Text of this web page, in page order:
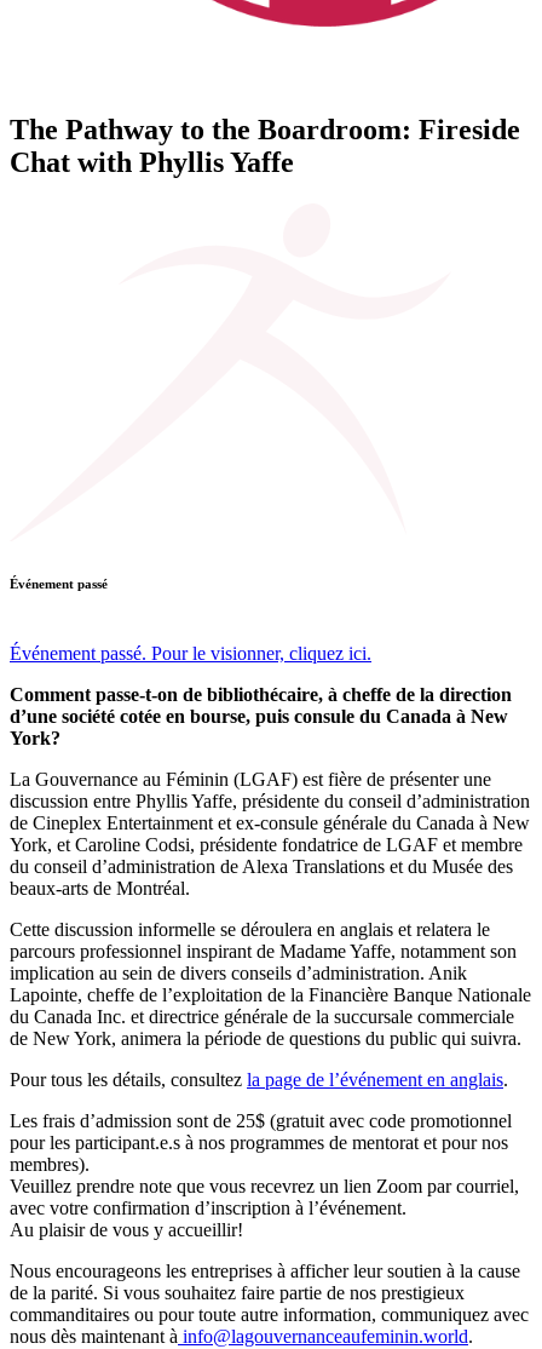
The Pathway to the Boardroom: Fireside
Chat with Phyllis Yaffe
Événement passé
Événement passé. Pour le visionner, cliquez ici.
Comment passe-t-on de bibliothécaire, à cheffe de la direction
d’une société cotée en bourse, puis consule du Canada à New
York?
La Gouvernance au Féminin (LGAF) est fière de présenter une
discussion entre Phyllis Yaffe, présidente du conseil d’administration
de Cineplex Entertainment et ex-consule générale du Canada à New
York, et Caroline Codsi, présidente fondatrice de LGAF et membre
du conseil d’administration de Alexa Translations et du Musée des
beaux-arts de Montréal.
Cette discussion informelle se déroulera en anglais et relatera le
parcours professionnel inspirant de Madame Yaffe, notamment son
implication au sein de divers conseils d’administration. Anik
Lapointe, cheffe de l’exploitation de la Financière Banque Nationale
du Canada Inc. et directrice générale de la succursale commerciale
de New York, animera la période de questions du public qui suivra.
Pour tous les détails, consultez la page de l’événement en anglais.
Les frais d’admission sont de 25$ (gratuit avec code promotionnel
pour les participant.e.s à nos programmes de mentorat et pour nos
membres).
Veuillez prendre note que vous recevrez un lien Zoom par courriel,
avec votre confirmation d’inscription à l’événement.
Au plaisir de vous y accueillir!
Nous encourageons les entreprises à afficher leur soutien à la cause
de la parité. Si vous souhaitez faire partie de nos prestigieux
commanditaires ou pour toute autre information, communiquez avec
nous dès maintenant à info@lagouvernanceaufeminin.world.